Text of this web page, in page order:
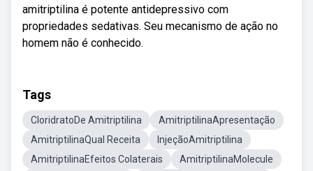
amitriptilina é potente antidepressivo com
propriedades sedativas. Seu mecanismo de ação no
homem não é conhecido.
Tags
CloridratoDe Amitriptilina
AmitriptilinaApresentação
AmitriptilinaQual Receita
InjeçãoAmitriptilina
AmitriptilinaEfeitos Colaterais
AmitriptilinaMolecule